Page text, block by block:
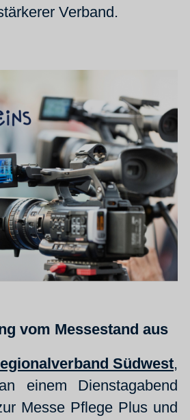
Verband.
vom Messestand aus
Südwest,
einem Dienstagabend
Messe Pflege Plus und